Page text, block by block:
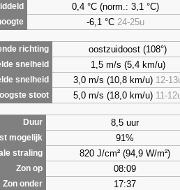
0,4°C (norm.: 3,1 °C)
-6,1 °C 24-25u
richting oostzuidoost (108°)
snelheid 1,5 m/s (5,4 km/u)
snelheid 3,0 m/s (10,8 km/u) 12-
stoot 5,0 m/s (18,0 km/u) 11-
Duur 8,5 uur
mogelijk 91%
straling 820 J/cm² (94,9 W/m²)
Zon op 08:09
Zon onder 17:37